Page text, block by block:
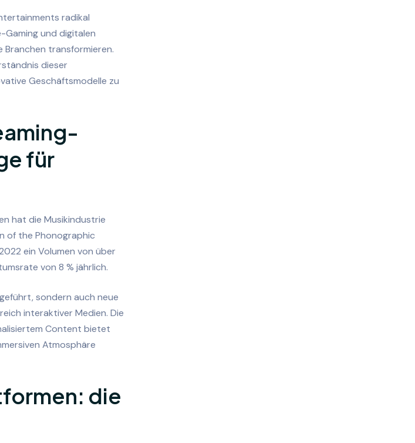
radikal
Gaming und digitalen
transformieren.
dieser
Geschäftsmodelle zu
für
hat die Musikindustrie
of the Phonographic
ein Volumen von über
von 8 % jährlich.
sondern auch neue
interaktiver Medien. Die
Content bietet
Atmosphäre
die